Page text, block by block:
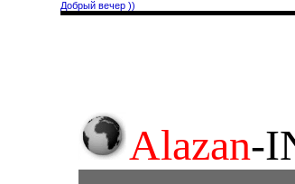
Добрый вечер ))
Alazan-